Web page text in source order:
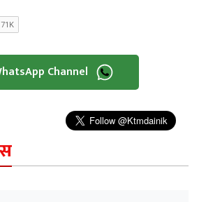
Channel